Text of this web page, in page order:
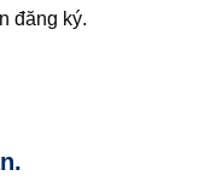
đăng ký.